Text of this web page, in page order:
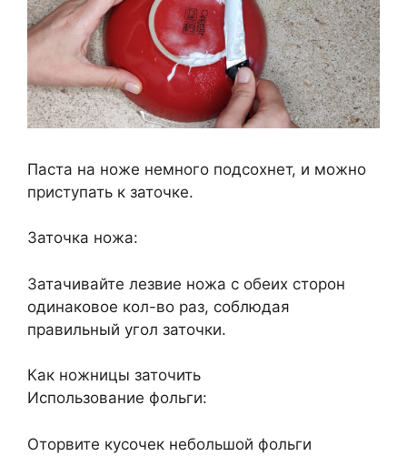
Паста на ноже немного подсохнет, и можно
приступать к заточке.
Заточка ножа:
Затачивайте лезвие ножа с обеих сторон
одинаковое кол-во раз, соблюдая
правильный угол заточки.
Как ножницы заточить
Использование фольги:
Оторвите кусочек небольшой фольги